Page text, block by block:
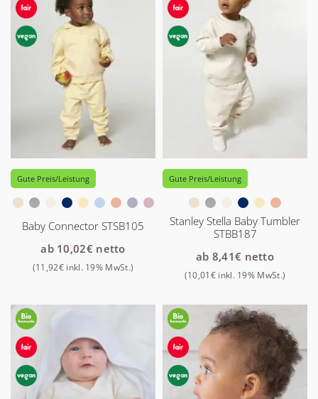
Gute Preis/Leistung
Baby Connector STSB105
ab 10,02€netto
(11,92€ inkl. 19% MwSt.)
Gute Preis/Leistung
Stanley Stella Baby Tumbler
STBB187
ab 8,41€ netto
(10,01€ inkl. 19% MwSt.)